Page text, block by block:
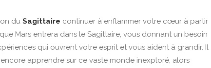
du Sagittaire continuer à enflammer votre cœur à partir
Mars entrera dans le Sagittaire, vous donnant un besoin
qui ouvrent votre esprit et vous aident à grandir. Il
apprendre sur ce vaste monde inexploré, alors